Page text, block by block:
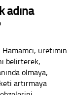
adına
üretimin
belirterek,
olmaya,
artırmaya